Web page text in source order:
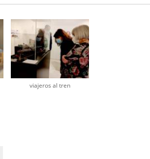
viajeros al tren